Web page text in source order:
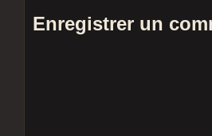
Enregistrer un